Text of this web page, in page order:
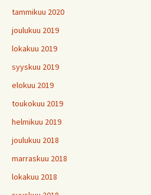
tammikuu 2020
joulukuu 2019
lokakuu 2019
syyskuu 2019
elokuu 2019
toukokuu 2019
helmikuu 2019
joulukuu 2018
marraskuu 2018
lokakuu 2018